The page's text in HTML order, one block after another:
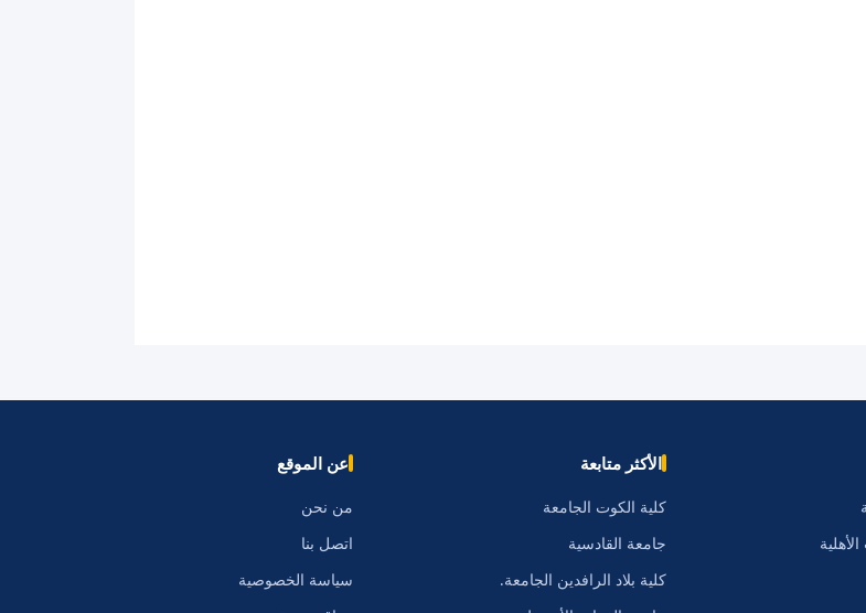
الأكثر متابعة
كلية الكوت الجامعة
جامعة القادسية
كلية بلاد الرافدين الجامعة.
عن الموقع
من نحن
اتصل بنا
سياسة الخصوصية